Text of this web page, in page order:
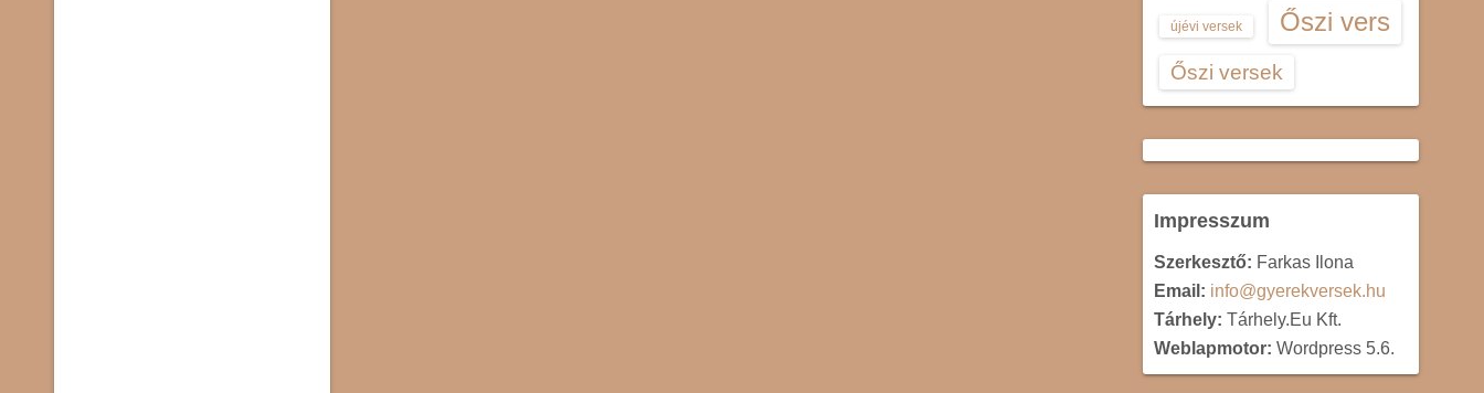
újévi versek Őszi vers
Őszi versek
Impresszum
Szerkesztő: Farkas Ilona
Email: info@gyerekversek.hu
Tárhely: Tárhely.Eu Kft.
Weblapmotor: Wordpress 5.6.